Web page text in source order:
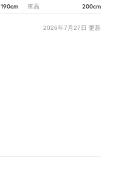
190cm 車高 200cm
2026年7月27日 更新